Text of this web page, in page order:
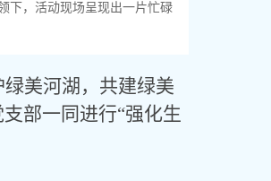
下，活动现场呈现出一片忙碌
绿美河湖，共建绿美
部一同进行“强化生